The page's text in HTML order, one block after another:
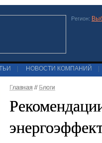
Регион:
НОВОСТИ КОМПАНИЙ
Главная // Блоги